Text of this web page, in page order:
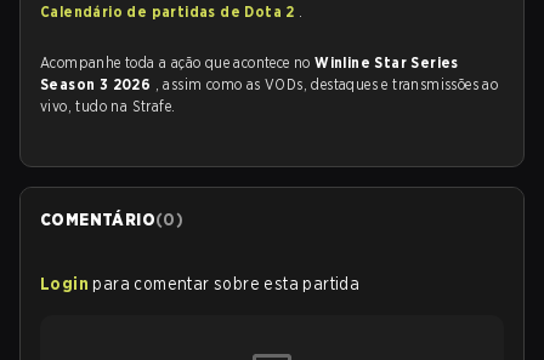
Calendário de partidas de Dota 2 .
Acompanhe toda a ação que acontece noWinline Star Series
Season 3 2026 , assim como as VODs, destaques e transmissões ao
vivo, tudo na Strafe.
COMENTÁRIO(0)
Login para comentar sobre esta partida